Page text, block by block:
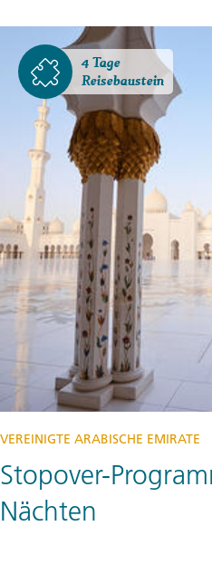
4 Tage
Reisebaustein
VEREINIGTE ARABISCHE EMIRATE
Stopover-
Nächten